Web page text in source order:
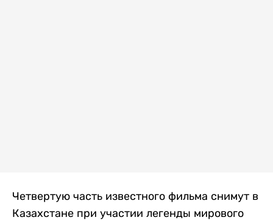
Четвертую часть известного фильма снимут в
Казахстане при участии легенды мирового